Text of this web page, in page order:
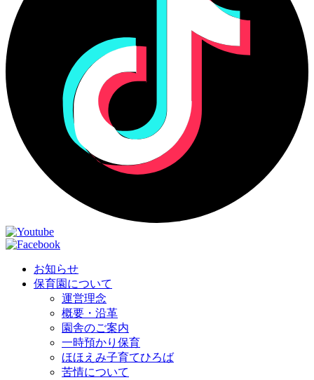
お知らせ
保育園について
運営理念
概要・沿革
園舎のご案内
一時預かり保育
ほほえみ子育てひろば
苦情について